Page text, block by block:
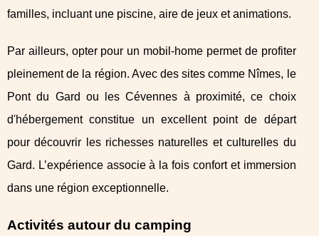
familles, incluant une piscine, aire de jeux et animations.
Par ailleurs, opter pour un mobil-home permet de profiter
pleinement de la région. Avec des sites comme Nîmes, le
Pont du Gard ou les Cévennes à proximité, ce choix
d'hébergement constitue un excellent point de départ
pour découvrir les richesses naturelles et culturelles du
Gard. L’expérience associe à la fois confort et immersion
dans une région exceptionnelle.
Activités autour du camping